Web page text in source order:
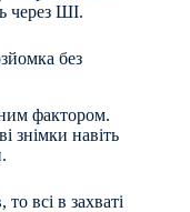
через ШІ.
без
фактором.
знімки навіть
всі в захваті